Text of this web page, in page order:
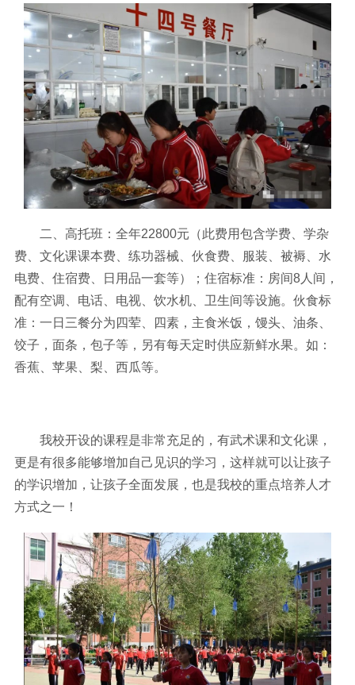
二、高托班：全年22800元（此费用包含学费、学杂
费、文化课课本费、练功器械、伙食费、服装、被褥、水
电费、住宿费、日用品一套等）；住宿标准：房间8人间，
配有空调、电话、电视、饮水机、卫生间等设施。伙食标
准：一日三餐分为四荤、四素，主食米饭，馒头、油条、
饺子，面条，包子等，另有每天定时供应新鲜水果。如：
香蕉、苹果、梨、西瓜等。
我校开设的课程是非常充足的，有武术课和文化课，
更是有很多能够增加自己见识的学习，这样就可以让孩子
的学识增加，让孩子全面发展，也是我校的重点培养人才
方式之一！